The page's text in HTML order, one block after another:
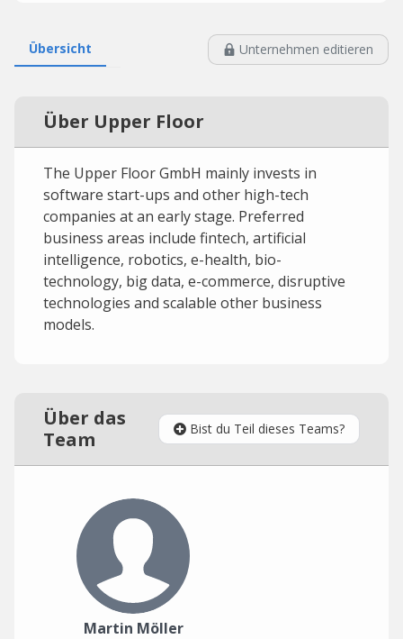
Übersicht Unternehmen editieren
Über Upper Floor
The Upper Floor GmbH mainly invests in
software start-ups and other high-tech
companies at an early stage. Preferred
business areas include fintech, artificial
intelligence, robotics, e-health, bio-
technology, big data, e-commerce, disruptive
technologies and scalable other business
models.
Über das
Team
Bist du Teil dieses Teams?
Martin Möller